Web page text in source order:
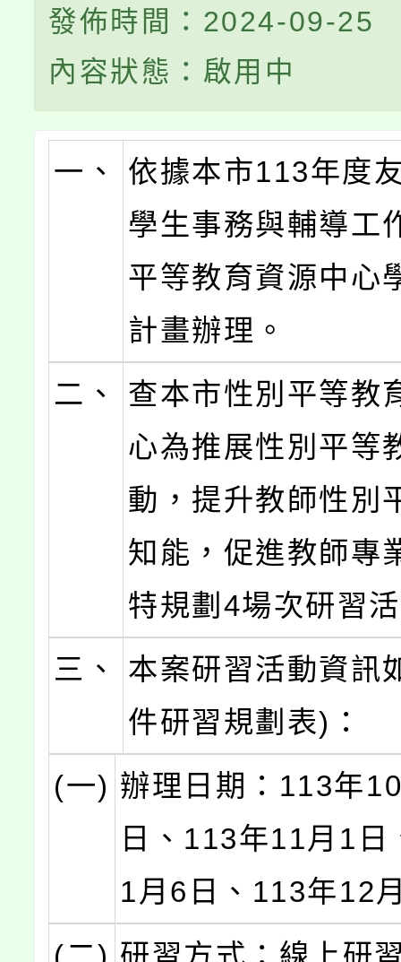
發佈時間：2024-09-25
內容狀態：啟用中
一、
依據本市113年度
學生事務與輔導工
平等教育資源中心
計畫辦理。
二、
查本市性別平等教
心為推展性別平等
動，提升教師性別
知能，促進教師專
特規劃4場次研習
三、
本案研習活動資訊
件研習規劃表)：
(一) 辦理日期：113年
日、113年11月1
1月6日、113年12
(二) 研習方式：線上研